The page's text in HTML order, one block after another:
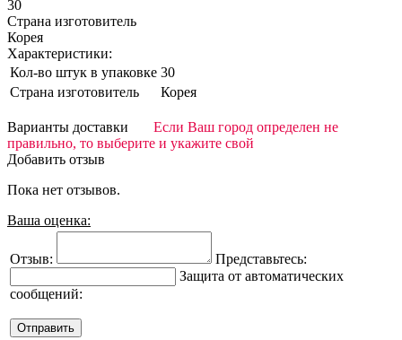
30
Страна изготовитель
Корея
Характеристики:
Кол-во штук в упаковке 30
Страна изготовитель
Корея
Варианты доставки
Если Ваш город определен не
правильно, то выберите и укажите свой
Добавить отзыв
Пока нет отзывов.
Ваша оценка:
Отзыв:
Представьтесь:
Защита от автоматических
сообщений: